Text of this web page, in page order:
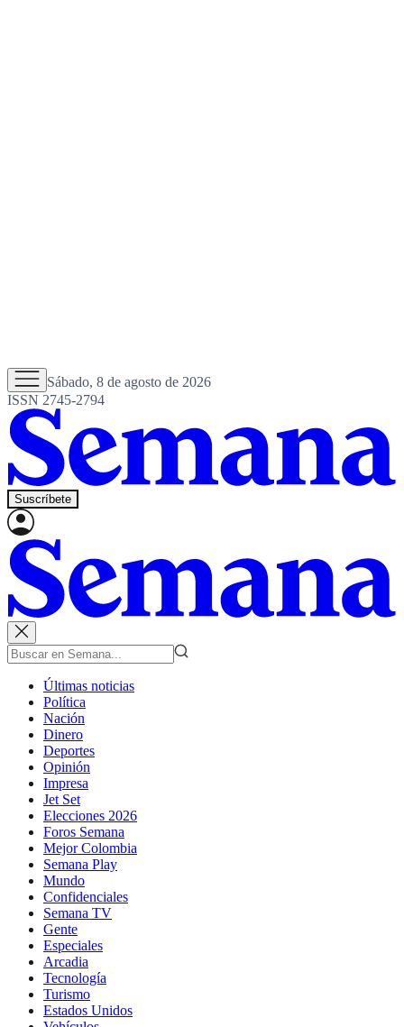
Sábado, 8 de agosto de 2026
ISSN 2745-2794
Suscríbete
Últimas noticias
Política
Nación
Dinero
Deportes
Opinión
Impresa
Jet Set
Elecciones 2026
Foros Semana
Mejor Colombia
Semana Play
Mundo
Confidenciales
Semana TV
Gente
Especiales
Arcadia
Tecnología
Turismo
Estados Unidos